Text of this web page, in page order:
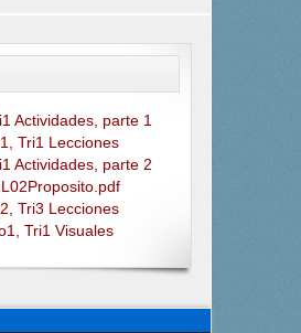
Actividades, parte 1
Tri1 Lecciones
Actividades, parte 2
Tri3 Lecciones
Tri1 Visuales